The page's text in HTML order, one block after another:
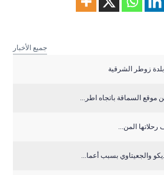
جميع الأخبار
زوطر الشرقية
موقع السماقة باتجاه اطر...
المن...
والجعيتاوي بسبب أعما...